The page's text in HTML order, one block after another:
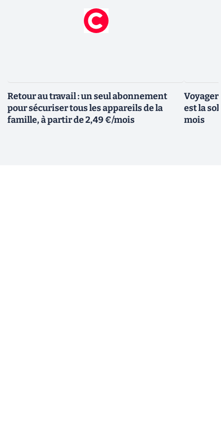
Retour au travail : un seul abonnement
pour sécuriser tous les appareils de la
famille, à partir de 2,49 €/mois
Voyager
est la
mois